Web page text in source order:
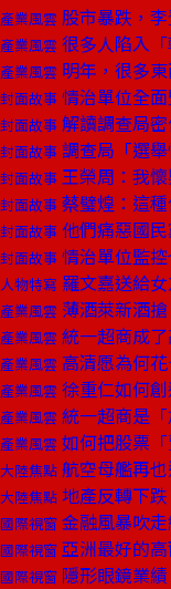
產業風雲 股市暴跌，
產業風雲 很多人陷入
產業風雲 明年，很多
封面故事 情治單位全
封面故事 解讀調查局
封面故事 調查局「選
封面故事 王榮周：我
封面故事 蔡璧煌：這
封面故事 他們痛惡國
封面故事 情治單位監
人物特寫 羅文嘉送給
產業風雲 薄酒萊新酒
產業風雲 統一超商成
產業風雲 高清愿為何
產業風雲 徐重仁如何創
產業風雲 統一超商是
產業風雲 如何把股票「
大陸焦點 航空母艦再
大陸焦點 地產反轉下
國際視窗 金融風暴吹
國際視窗 亞洲最好的
國際視窗 隱形眼鏡業績